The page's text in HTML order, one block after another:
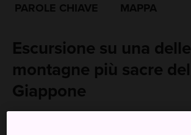
PAROLE CHIAVE MAPPA
Escursione su una delle
montagne più sacre del
Giappone